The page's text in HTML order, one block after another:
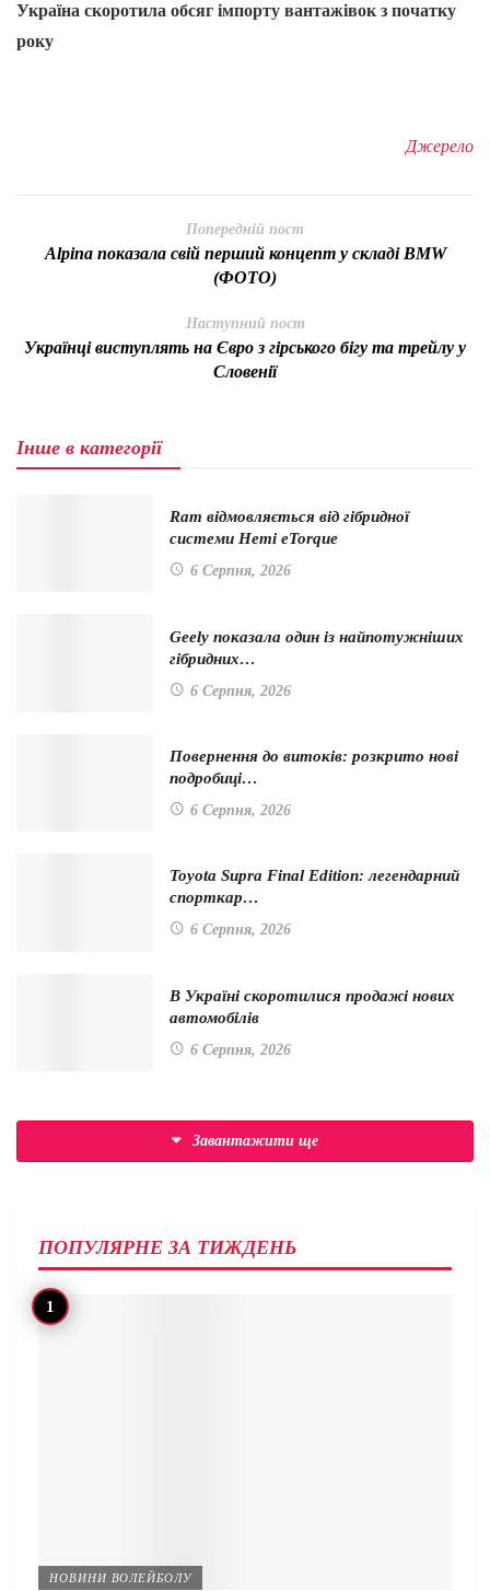
Україна скоротила обсяг імпорту вантажівок з початку
року
Джерело
Попередній пост
Alpina показала свій перший концепт у складі BMW
(ФОТО)
Наступний пост
Українці виступлять на Євро з гірського бігу та трейлу у
Словенії
Інше в категорії
Ram відмовляється від гібридної
системи Hemi eTorque
6 Серпня, 2026
Geely показала один із найпотужніших
гібридних…
6 Серпня, 2026
Повернення до витоків: розкрито нові
подробиці…
6 Серпня, 2026
Toyota Supra Final Edition: легендарний
спорткар…
6 Серпня, 2026
В Україні скоротилися продажі нових
автомобілів
6 Серпня, 2026
Завантажити ще
ПОПУЛЯРНЕ ЗА ТИЖДЕНЬ
НОВИНИ ВОЛЕЙБОЛУ